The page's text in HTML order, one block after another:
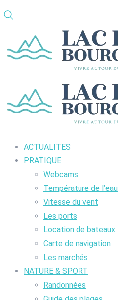
ACTUALITES
PRATIQUE
Webcams
Température de l’eau
Vitesse du vent
Les ports
Location de bateaux
Carte de navigation
Les marchés
NATURE & SPORT
Randonnées